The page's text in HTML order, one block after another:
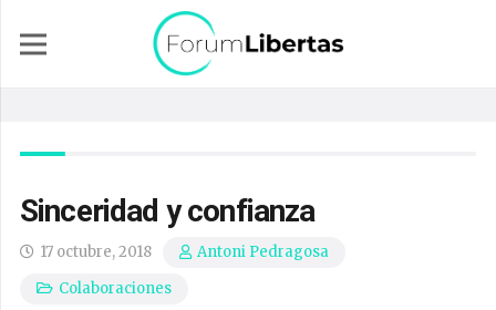
Sinceridad y confianza
17 octubre, 2018
Antoni Pedragosa
Colaboraciones